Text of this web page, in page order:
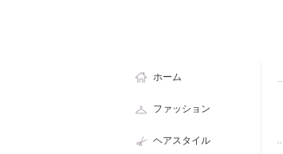
ホーム
ファッション
ヘアスタイル